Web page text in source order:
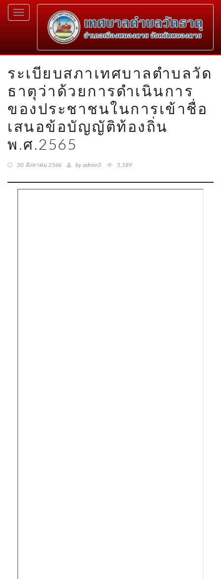
Toggle
navigation
ระเบียบสภาเทศบาลตำบลวัด
ธาตุว่าด้วยการดำเนินการ
ของประชาชนในการเข้าชื่อ
เสนอข้อบัญญัติท้องถิ่น
พ.ศ.2565
30 สิงหาคม 2566 by admin3 5,189